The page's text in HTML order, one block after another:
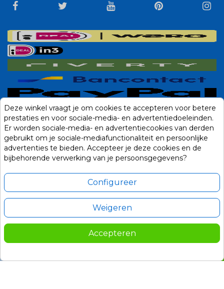
Deze winkel vraagt je om cookies te accepteren voor betere
prestaties en voor sociale-media- en advertentiedoeleinden.
Er worden sociale-media- en advertentiecookies van derden
gebruikt om je sociale-mediafunctionaliteit en persoonlijke
advertenties te bieden. Accepteer je deze cookies en de
bijbehorende verwerking van je persoonsgegevens?
Configureer
Weigeren
Accepteren